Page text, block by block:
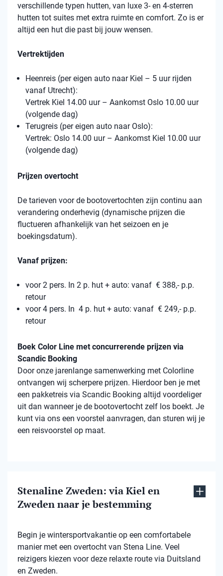
verschillende typen hutten, van luxe 3- en 4-sterren
hutten tot suites met extra ruimte en comfort. Zo is er
altijd een hut die past bij jouw wensen.
Vertrektijden
Heenreis (per eigen auto naar Kiel – 5 uur rijden
vanaf Utrecht):
Vertrek Kiel 14.00 uur – Aankomst Oslo 10.00 uur
(volgende dag)
Terugreis (per eigen auto naar Oslo):
Vertrek: Oslo 14.00 uur – Aankomst Kiel 10.00 uur
(volgende dag)
Prijzen overtocht
De tarieven voor de bootovertochten zijn continu aan
verandering onderhevig (dynamische prijzen die
fluctueren afhankelijk van het seizoen en je
boekingsdatum).
Vanaf prijzen:
voor 2 pers. In 2 p. hut + auto: vanaf € 388,- p.p.
retour
voor 4 pers. In 4 p. hut + auto: vanaf € 249,- p.p.
retour
Boek Color Line met concurrerende prijzen via
Scandic Booking
Door onze jarenlange samenwerking met Colorline
ontvangen wij scherpere prijzen. Hierdoor ben je met
een pakketreis via Scandic Booking altijd voordeliger
uit dan wanneer je de bootovertocht zelf los boekt. Je
kunt via ons een voorstel aanvragen, dan sturen wij je
een reisvoorstel op maat.
Stenaline Zweden: via Kiel en
Zweden naar je bestemming
Begin je wintersportvakantie op een comfortabele
manier met een overtocht van Stena Line. Veel
reizigers kiezen voor deze relaxte route via Duitsland
en Zweden.